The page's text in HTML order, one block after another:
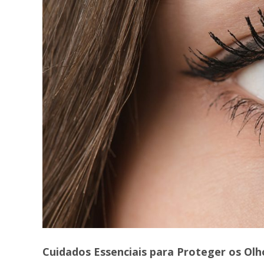
Cuidados Essenciais para Proteger os